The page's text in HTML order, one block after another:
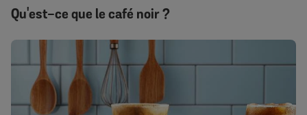
Qu'est-ce que le café noir ?